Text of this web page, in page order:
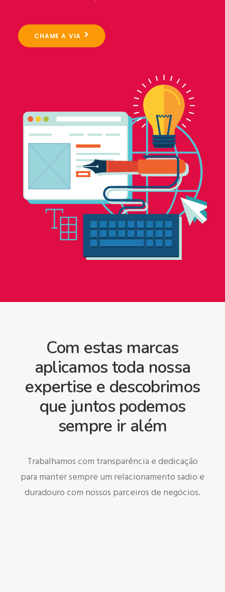
CHAME A VIA
Com estas marcas
aplicamos toda nossa
expertise e descobrimos
que juntos podemos
sempre ir além
Trabalhamos com transparência e dedicação
para manter sempre um relacionamento sadio e
duradouro com nossos parceiros de negócios.